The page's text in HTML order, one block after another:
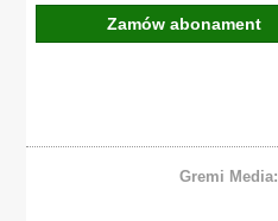
Zamów abonament
Gremi Media: